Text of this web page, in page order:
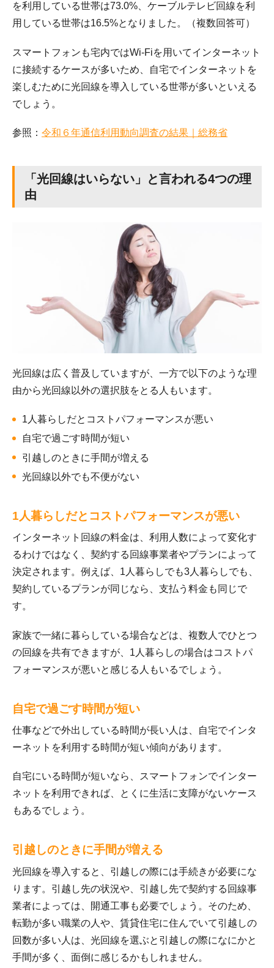
を利用している世帯は73.0%、ケーブルテレビ回線を利
用している世帯は16.5%となりました。（複数回答可）
スマートフォンも宅内ではWi-Fiを用いてインターネット
に接続するケースが多いため、自宅でインターネットを
楽しむために光回線を導入している世帯が多いといえる
でしょう。
参照： 令和６年通信利用動向調査の結果｜総務省
「光回線はいらない」と言われる4つの理
由
光回線は広く普及していますが、一方で以下のような理
由から光回線以外の選択肢をとる人もいます。
1人暮らしだとコストパフォーマンスが悪い
自宅で過ごす時間が短い
引越しのときに手間が増える
光回線以外でも不便がない
1人暮らしだとコストパフォーマンスが悪い
インターネット回線の料金は、利用人数によって変化す
るわけではなく、契約する回線事業者やプランによって
決定されます。例えば、1人暮らしでも3人暮らしでも、
契約しているプランが同じなら、支払う料金も同じで
す。
家族で一緒に暮らしている場合などは、複数人でひとつ
の回線を共有できますが、1人暮らしの場合はコストパ
フォーマンスが悪いと感じる人もいるでしょう。
自宅で過ごす時間が短い
仕事などで外出している時間が長い人は、自宅でインタ
ーネットを利用する時間が短い傾向があります。
自宅にいる時間が短いなら、スマートフォンでインター
ネットを利用できれば、とくに生活に支障がないケース
もあるでしょう。
引越しのときに手間が増える
光回線を導入すると、引越しの際には手続きが必要にな
ります。引越し先の状況や、引越し先で契約する回線事
業者によっては、開通工事も必要でしょう。そのため、
転勤が多い職業の人や、賃貸住宅に住んでいて引越しの
回数が多い人は、光回線を選ぶと引越しの際になにかと
手間が多く、面倒に感じるかもしれません。